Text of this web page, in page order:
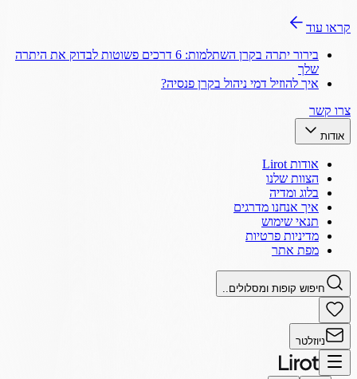
קראו עוד
בירור יתרה בקרן השתלמות: 6 דרכים פשוטות לבדוק את היתרה
שלך
איך להוזיל דמי ניהול בקרן פנסיה?
צרו קשר
אודות
אודות Lirot
הצוות שלנו
בלוג ומדיה
איך אנחנו מדרגים
תנאי שימוש
מדיניות פרטיות
מפת אתר
חיפוש קופות ומסלולים..
ניוזלטר